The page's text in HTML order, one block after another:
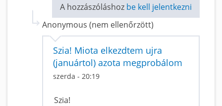
A hozzászóláshoz be kell jelentkezni
Anonymous (nem ellenőrzött)
Szia! Miota elkezdtem ujra
(januártol) azota megprobálom
szerda - 20:19
Szia!